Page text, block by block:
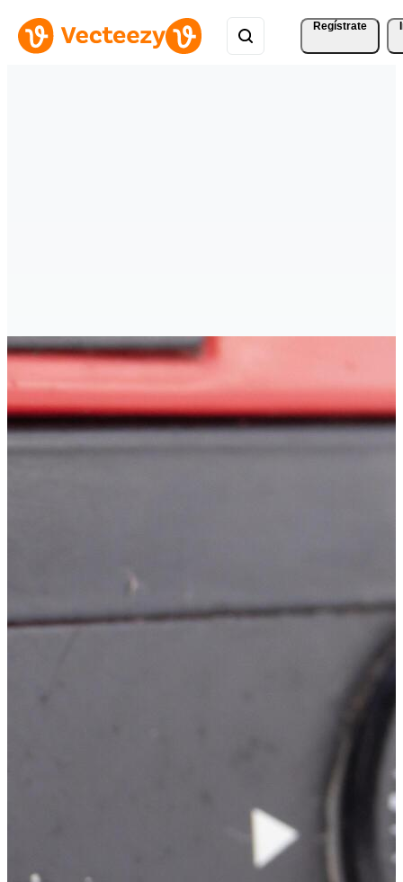
Regístrate